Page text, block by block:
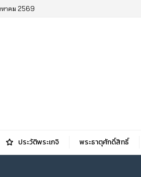
หาคม 2569
ประวัติพระเกจิ พระธาตุศักดิ์สิทธิ์